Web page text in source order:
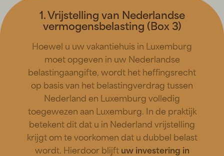
1. Vrijstelling van Nederlandse
vermogensbelasting (Box 3)
Hoewel u uw vakantiehuis in Luxemburg
moet opgeven in uw Nederlandse
belastingaangifte, wordt het heffingsrecht
op basis van het belastingverdrag tussen
Nederland en Luxemburg volledig
toegewezen aan Luxemburg. In de praktijk
betekent dit dat u in Nederland vrijstelling
krijgt om te voorkomen dat u dubbel belast
wordt. Hierdoor blijft uw investering in